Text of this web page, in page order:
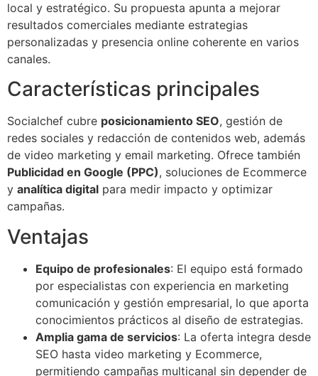
local y estratégico. Su propuesta apunta a mejorar
resultados comerciales mediante estrategias
personalizadas y presencia online coherente en varios
canales.
Características principales
Socialchef cubre posicionamiento SEO, gestión de
redes sociales y redacción de contenidos web, además
de video marketing y email marketing. Ofrece también
Publicidad en Google (PPC), soluciones de Ecommerce
y analítica digital para medir impacto y optimizar
campañas.
Ventajas
Equipo de profesionales: El equipo está formado
por especialistas con experiencia en marketing
comunicación y gestión empresarial, lo que aporta
conocimientos prácticos al diseño de estrategias.
Amplia gama de servicios: La oferta integra desde
SEO hasta video marketing y Ecommerce,
permitiendo campañas multicanal sin depender de